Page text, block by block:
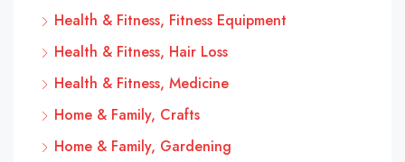
Health & Fitness, Fitness Equipment
Health & Fitness, Hair Loss
Health & Fitness, Medicine
Home & Family, Crafts
Home & Family, Gardening